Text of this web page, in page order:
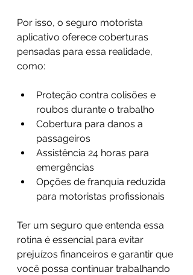
Por isso, o seguro motorista
aplicativo oferece coberturas
pensadas para essa realidade,
como:
Proteção contra colisões e
roubos durante o trabalho
Cobertura para danos a
passageiros
Assistência 24 horas para
emergências
Opções de franquia reduzida
para motoristas profissionais
Ter um seguro que entenda essa
rotina é essencial para evitar
prejuízos financeiros e garantir que
você possa continuar trabalhando